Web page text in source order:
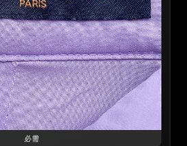
必需